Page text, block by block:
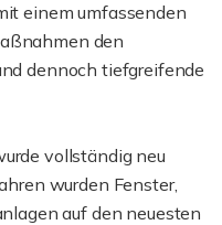
einem umfassenden
den
dennoch tiefgreifende
vollständig neu
wurden Fenster,
auf den neuesten